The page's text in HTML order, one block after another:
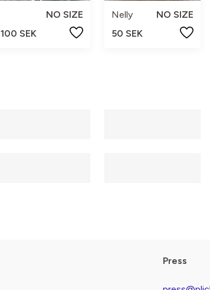
NO SIZE
100 SEK
Nelly
NO SIZE
50 SEK
Press